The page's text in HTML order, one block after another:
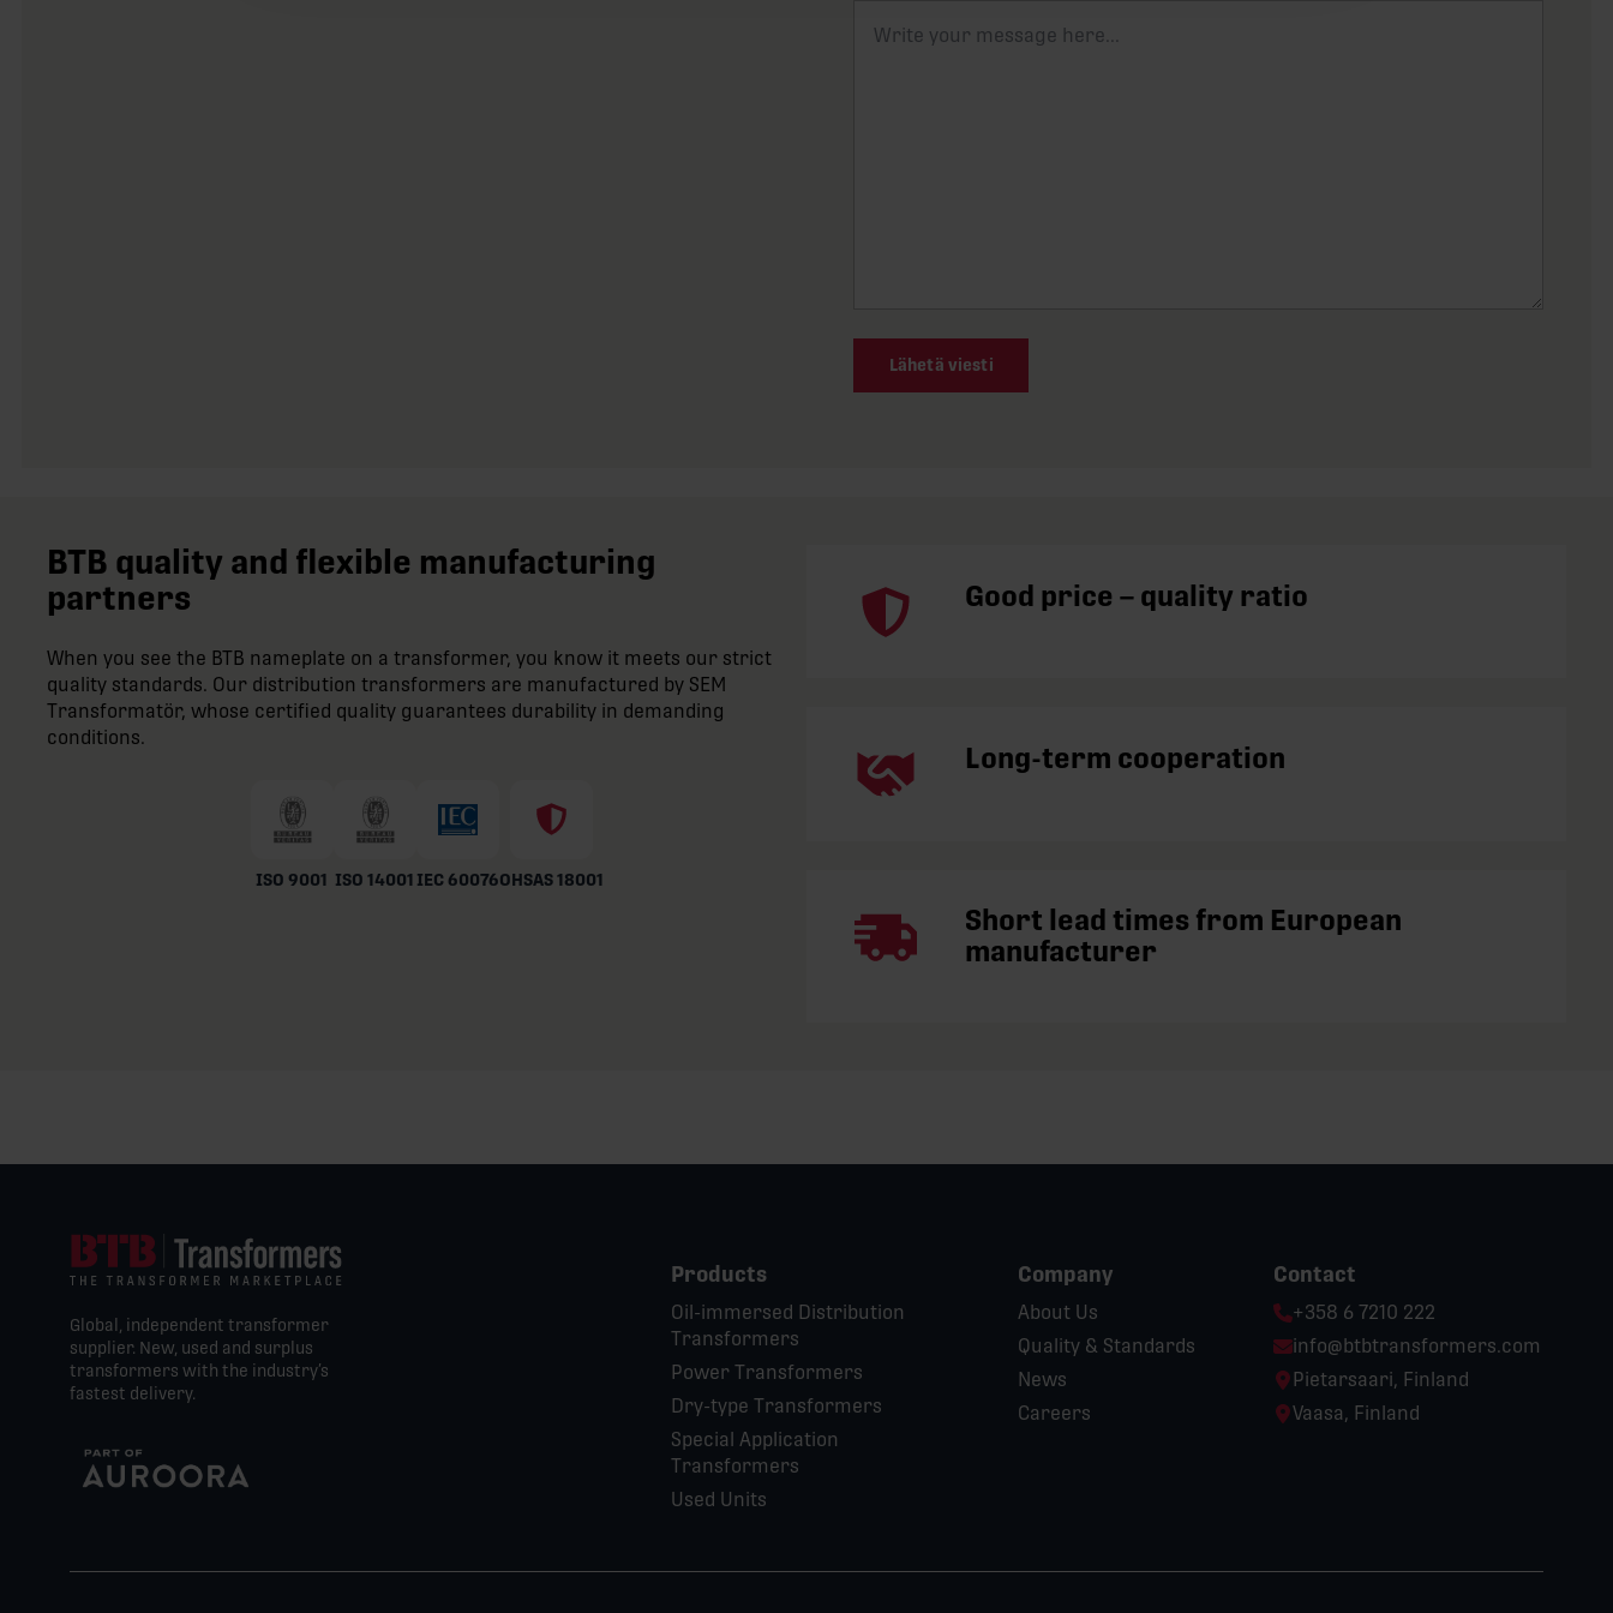
Lähetä viesti
BTB quality and flexible manufacturing
partners
When you see the BTB nameplate on a transformer, you know it meets our strict
quality standards. Our distribution transformers are manufactured by SEM
Transformatör, whose certified quality guarantees durability in demanding
conditions.
ISO 9001 ISO 14001 IEC 60076OHSAS 18001
Good price – quality ratio
Long-term cooperation
Short lead times from European
manufacturer
Global, independent transformer
supplier. New, used and surplus
transformers with the industry’s
fastest delivery.
Products
Oil-immersed Distribution
Transformers
Power Transformers
Dry-type Transformers
Special Application
Transformers
Used Units
Company
About Us
Quality & Standards
News
Careers
Contact
Phone:
+358 6 7210 222
Email:
info@btbtransformers.com
Location:
Pietarsaari, Finland
Location:
Vaasa, Finland